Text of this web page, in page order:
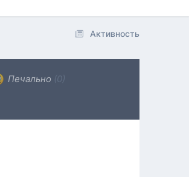
Активность
Печально (0)